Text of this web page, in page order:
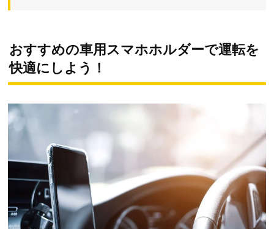
おすすめの車用スマホホルダーで運転を
快適にしよう！